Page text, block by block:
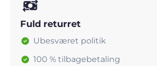
Fuld returret
Ubesværet politik
100 % tilbagebetaling